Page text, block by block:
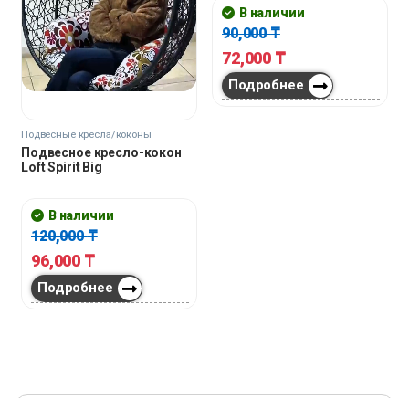
Подвесные кресла/коконы
Подвесное кресло-кокон
Loft Spirit Big
В наличии
120,000₸
96,000 ₸
Подробнее
В наличии
90,000₸
72,000 ₸
Подробнее